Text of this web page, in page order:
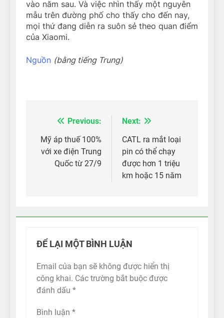
vào năm sau. Và việc nhìn thấy một nguyên
mẫu trên đường phố cho thấy cho đến nay,
mọi thứ đang diễn ra suôn sẻ theo quan điểm
của Xiaomi.
Nguồn (bằng tiếng Trung)
Điều
hướng
Previous:
Mỹ áp thuế 100%
với xe điện Trung
Quốc từ 27/9
Next:
CATL ra mắt loại
pin có thể chạy
được hơn 1 triệu
km hoặc 15 năm
ĐỂ LẠI MỘT BÌNH LUẬN
Email của bạn sẽ không được hiển thị
công khai. Các trường bắt buộc được
đánh dấu *
Bình luận *